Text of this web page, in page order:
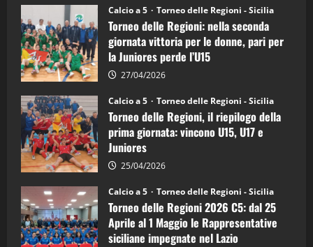
Torneo
delle
Regioni
di
calcio
a
5:
la
Juniores
è
vicecampione
d’Italia
Calcio a 5 Torneo delle Regioni - Sicilia
Torneo delle Regioni: nella seconda
giornata vittoria per le donne, pari per
la Juniores perde l’U15
27/04/2026
Calcio a 5 Torneo delle Regioni - Sicilia
Torneo delle Regioni, il riepilogo della
prima giornata: vincono U15, U17 e
Juniores
25/04/2026
Calcio a 5 Torneo delle Regioni - Sicilia
Torneo delle Regioni 2026 C5: dal 25
Aprile al 1 Maggio le Rappresentative
siciliane impegnate nel Lazio